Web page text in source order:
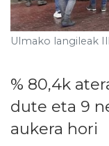
Ulmako langileak
% 80,4k
dute eta 9
aukera hori